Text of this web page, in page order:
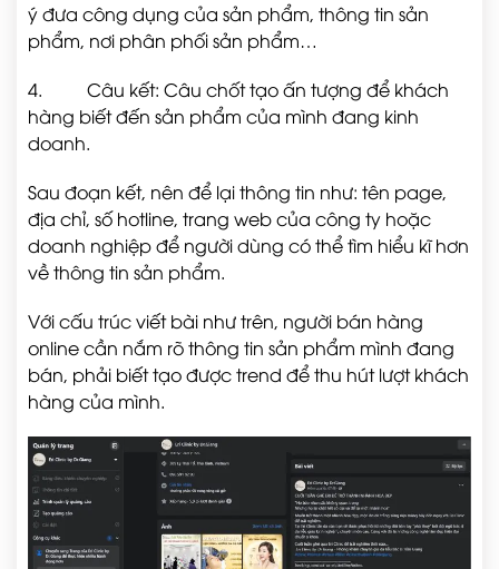
ý đưa công dụng của sản phẩm, thông tin sản
phẩm, nơi phân phối sản phẩm…
4.
Câu kết: Câu chốt tạo ấn tượng để khách
hàng biết đến sản phẩm của mình đang kinh
doanh.
Sau đoạn kết, nên để lại thông tin như: tên page,
địa chỉ, số hotline, trang web của công ty hoặc
doanh nghiệp để người dùng có thể tìm hiểu kĩ hơn
về thông tin sản phẩm.
Với cấu trúc viết bài như trên, người bán hàng
online cần nắm rõ thông tin sản phẩm mình đang
bán, phải biết tạo được trend để thu hút lượt khách
hàng của mình.